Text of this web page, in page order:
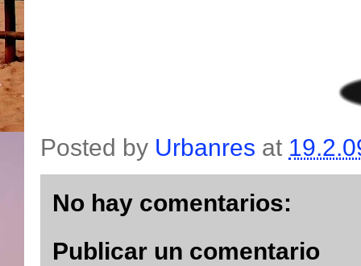
Posted by Urbanres at
No hay comentarios:
Publicar un comentario